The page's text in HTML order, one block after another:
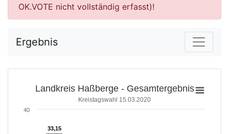
OK.VOTE nicht vollständig erfasst)!
Ergebnis
Landkreis Haßberge - Gesamtergebnis
Kreistagswahl 15.03.2020
33,15
33,15
40